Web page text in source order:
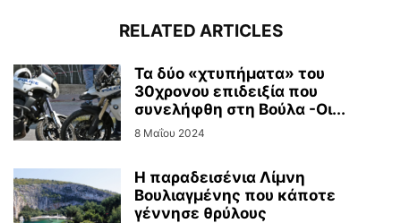
RELATED ARTICLES
Τα δύο «χτυπήματα» του
30χρονου επιδειξία που
συνελήφθη στη Βούλα -Οι...
8 Μαΐου 2024
Η παραδεισένια Λίμνη
Βουλιαγμένης που κάποτε
γέννησε θρύλους